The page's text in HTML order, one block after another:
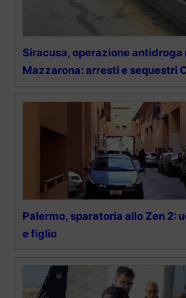
Siracusa, operazione antidroga
Mazzarona: arresti e sequestri
Palermo, sparatoria allo Zen 2:
e figlio